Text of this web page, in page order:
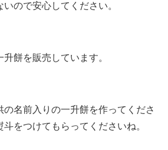
ので安心してください。
餅を販売しています。
の名前入りの一升餅を作ってくださ
をつけてもらってくださいね。